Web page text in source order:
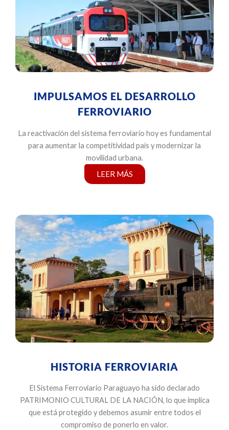
IMPULSAMOS EL DESARROLLO
FERROVIARIO
La reactivación del sistema ferroviario hoy es fundamental
para aumentar la competitividad país y modernizar la
movilidad urbana.
LEER MÁS
HISTORIA FERROVIARIA
El Sistema Ferroviario Paraguayo ha sido declarado
PATRIMONIO CULTURAL DE LA NACIÓN, lo que implica
que está protegido y debemos asumir entre todos el
compromiso de ponerlo en valor.